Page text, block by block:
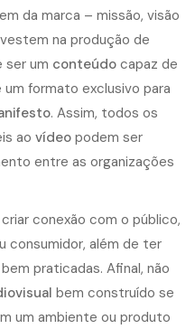
da marca – missão, visão
na produção de
ser um conteúdo capaz de
formato exclusivo para
. Assim, todos os
ao vídeo podem ser
entre as organizações
conexão com o público,
consumidor, além de ter
praticadas. Afinal, não
bem construído se
um ambiente ou produto